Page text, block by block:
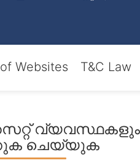
Websites T&C Law
വ്യവസ്ഥകളും
ചെയ്യുക